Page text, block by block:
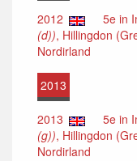
2012 5e in
(d)), Hillingdon
Nordirland
2013
2013 5e in
(g)), Hillingdon
Nordirland